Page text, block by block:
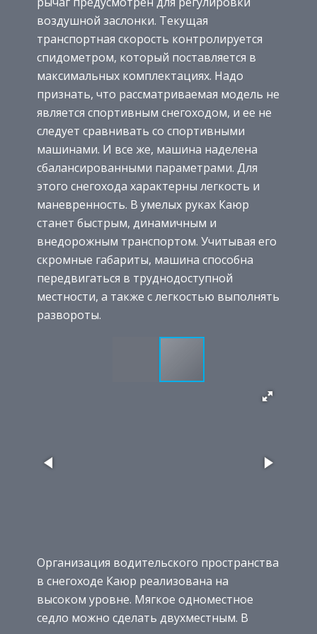
воздушной заслонки. Текущая
транспортная скорость контролируется
спидометром, который поставляется в
максимальных комплектациях. Надо
признать, что рассматриваемая модель не
является спортивным снегоходом, и ее не
следует сравнивать со спортивными
машинами. И все же, машина наделена
сбалансированными параметрами. Для
этого снегохода характерны легкость и
маневренность. В умелых руках Каюр
станет быстрым, динамичным и
внедорожным транспортом. Учитывая его
скромные габариты, машина способна
передвигаться в труднодоступной
местности, а также с легкостью выполнять
развороты.
Организация водительского пространства
в снегоходе Каюр реализована на
высоком уровне. Мягкое одноместное
седло можно сделать двухместным. В